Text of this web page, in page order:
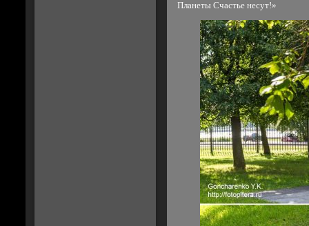
Планеты Счастье несут!»